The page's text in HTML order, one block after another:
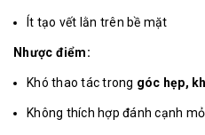
Ít tạo vết lằn trên bề mặt
Nhược điểm:
Khó thao tác trong góc hẹp,
Không thích hợp đánh cạnh